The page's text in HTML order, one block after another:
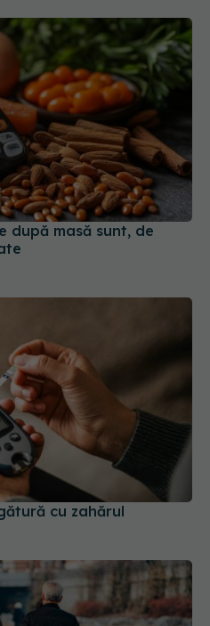
după masă sunt, de
cu zahărul